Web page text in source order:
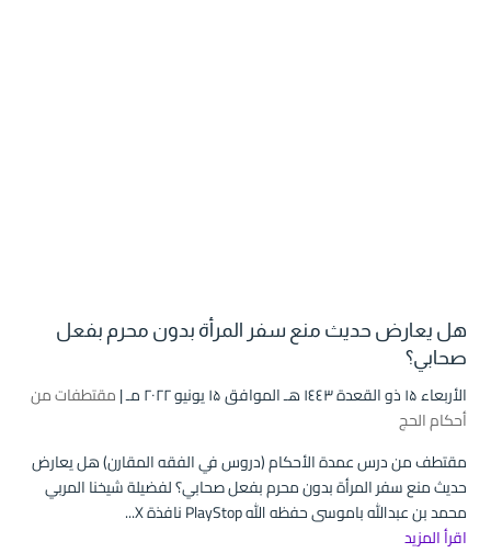
هل يعارض حديث منع سفر المرأة بدون محرم بفعل
صحابي؟
الأربعاء ۱۵ ذو القعدة ۱٤٤۳ هـ الموافق ۱۵ يونيو ۲۰۲۲ مـ |
مقتطفات من
أحكام الحج
مقتطف من درس عمدة الأحكام (دروس في الفقه المقارن) هل يعارض
حديث منع سفر المرأة بدون محرم بفعل صحابي؟ لفضيلة شيخنا المربي
محمد بن عبدالله باموسى حفظه الله PlayStop نافذة X...
اقرأ المزيد